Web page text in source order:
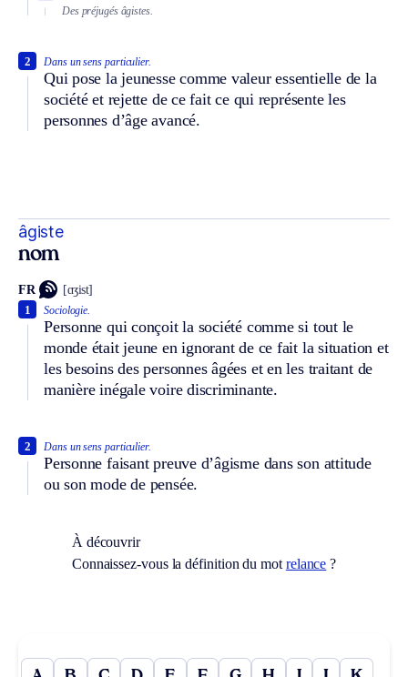
Des préjugés âgistes.
Dans un sens particulier.
Qui pose la jeunesse comme valeur essentielle de la
société et rejette de ce fait ce qui représente les
personnes d’âge avancé.
2
âgiste
nom
FR [ɑʒist]
Sociologie.
Personne qui conçoit la société comme si tout le
monde était jeune en ignorant de ce fait la situation et
les besoins des personnes âgées et en les traitant de
manière inégale voire discriminante.
1
Dans un sens particulier.
Personne faisant preuve d’âgisme dans son attitude
ou son mode de pensée.
2
À découvrir
Connaissez-vous la définition du mot relance ?